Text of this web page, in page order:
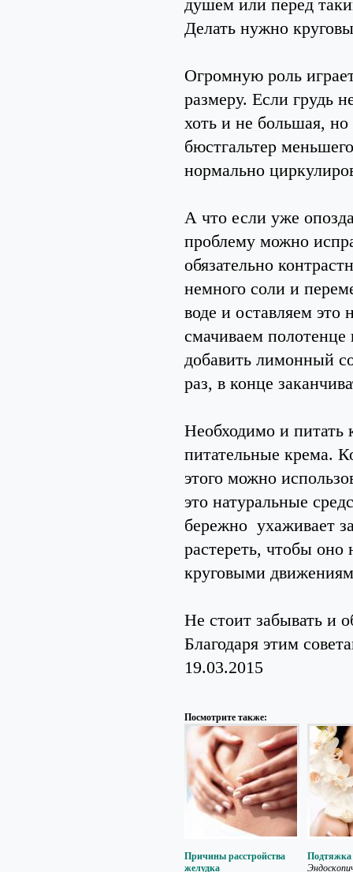
душем или перед
Делать нужно
Огромную роль
размеру. Если грудь
хоть и не большая,
бюстгальтер
нормально
А что если уже
проблему можно
обязательно
немного соли и
воде и оставляем это
смачиваем
добавить лимонный
раз, в конце
Необходимо и питать
питательные крема.
этого можно
это натуральные
бережно ухаживает
растереть, чтобы оно
круговыми
Не стоит забывать и
Благодаря этим
19.03.2015
Посмотрите также:
Причины расстройства
желудка
Подтяжка